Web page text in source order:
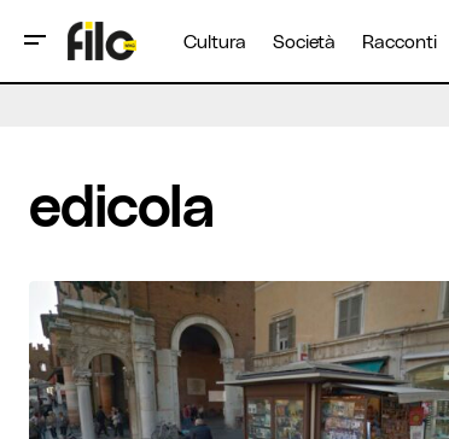
Cultura Società Racconti
edicola